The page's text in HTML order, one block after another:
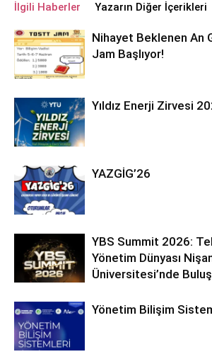
İlgili Haberler Yazarın Diğer İçerikleri
Nihayet Beklenen An
Jam Başlıyor!
Yıldız Enerji Zirvesi
YAZGİG’26
YBS Summit 2026:
Yönetim Dünyası
Üniversitesi’nde
Yönetim Bilişim